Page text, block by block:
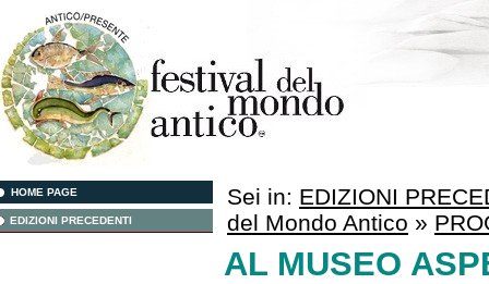
HOME PAGE
EDIZIONI PRECEDENTI
Sei in: EDIZIONI
del Mondo Antico »
AL MUSEO